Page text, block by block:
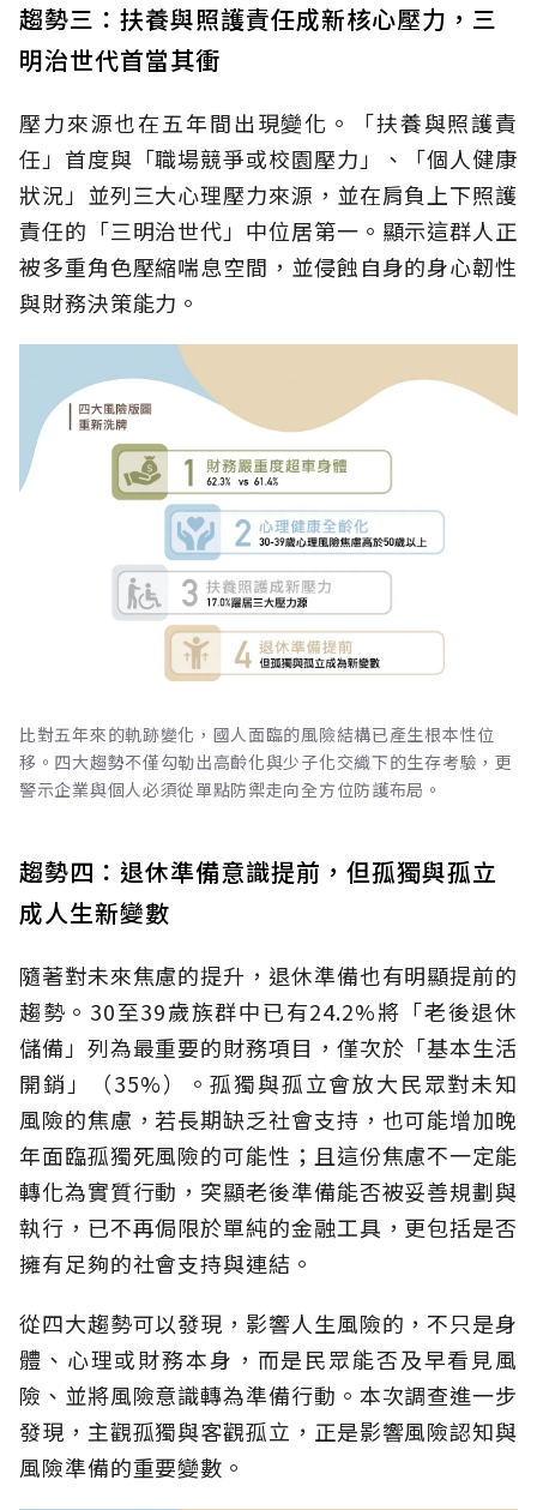
趨勢三：扶養與照護責任成新核心壓力，三
明治世代首當其衝
壓力來源也在五年間出現變化。「扶養與照護責
任」首度與「職場競爭或校園壓力」、「個人健康
狀況」並列三大心理壓力來源，並在肩負上下照護
責任的「三明治世代」中位居第一。顯示這群人正
被多重角色壓縮喘息空間，並侵蝕自身的身心韌性
與財務決策能力。
比對五年來的軌跡變化，國人面臨的風險結構已產生根本性位
移。四大趨勢不僅勾勒出高齡化與少子化交織下的生存考驗，更
警示企業與個人必須從單點防禦走向全方位防護布局。
趨勢四：退休準備意識提前，但孤獨與孤立
成人生新變數
隨著對未來焦慮的提升，退休準備也有明顯提前的
趨勢。30至39歲族群中已有24.2%將「老後退休
儲備」列為最重要的財務項目，僅次於「基本生活
開銷」（35%）。孤獨與孤立會放大民眾對未知
風險的焦慮，若長期缺乏社會支持，也可能增加晚
年面臨孤獨死風險的可能性；且這份焦慮不一定能
轉化為實質行動，突顯老後準備能否被妥善規劃與
執行，已不再侷限於單純的金融工具，更包括是否
擁有足夠的社會支持與連結。
從四大趨勢可以發現，影響人生風險的，不只是身
體、心理或財務本身，而是民眾能否及早看見風
險、並將風險意識轉為準備行動。本次調查進一步
發現，主觀孤獨與客觀孤立，正是影響風險認知與
風險準備的重要變數。